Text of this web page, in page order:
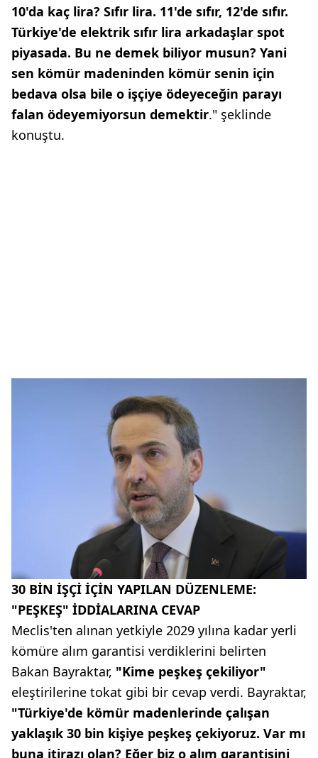
10'da kaç lira? Sıfır lira. 11'de sıfır, 12'de sıfır.
Türkiye'de elektrik sıfır lira arkadaşlar spot
piyasada. Bu ne demek biliyor musun? Yani
sen kömür madeninden kömür senin için
bedava olsa bile o işçiye ödeyeceğin parayı
falan ödeyemiyorsun demektir." şeklinde
konuştu.
30 BİN İŞÇİ İÇİN YAPILAN DÜZENLEME:
"PEŞKEŞ" İDDİALARINA CEVAP
Meclis'ten alınan yetkiyle 2029 yılına kadar yerli
kömüre alım garantisi verdiklerini belirten
Bakan Bayraktar, "Kime peşkeş çekiliyor"
eleştirilerine tokat gibi bir cevap verdi. Bayraktar,
"Türkiye'de kömür madenlerinde çalışan
yaklaşık 30 bin kişiye peşkeş çekiyoruz. Var mı
buna itirazı olan? Eğer biz o alım garantisini